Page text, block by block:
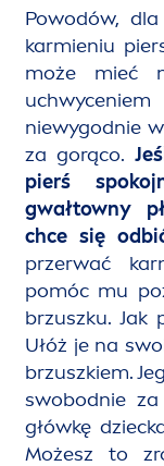
Powodów,
karmieniu
może mieć
niewygodnie
za gorąco.
pierś
gwałtowny
chce się
przerwać
pomóc mu
brzuszku. Jak
Ułóż je na
brzuszkiem.
swobodnie
główkę
Możesz to